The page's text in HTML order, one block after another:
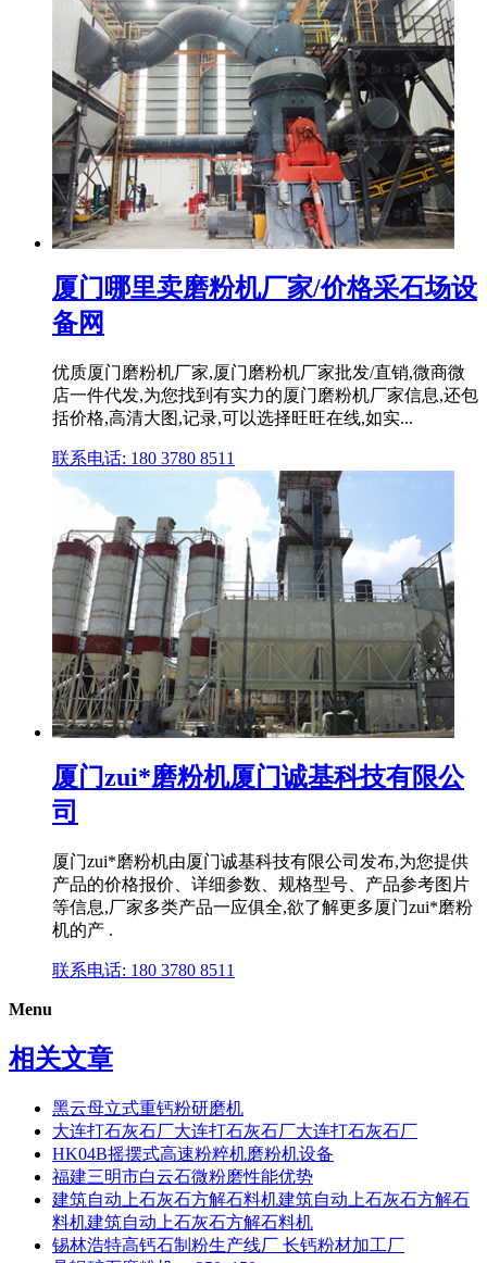
厦门哪里卖磨粉机厂家/价格采石场设
备网
优质厦门磨粉机厂家,厦门磨粉机厂家批发/直销,微商微
店一件代发,为您找到有实力的厦门磨粉机厂家信息,还包
括价格,高清大图,记录,可以选择旺旺在线,如实...
联系电话: 180 3780 8511
厦门zui*磨粉机厦门诚基科技有限公
司
厦门zui*磨粉机由厦门诚基科技有限公司发布,为您提供
产品的价格报价、详细参数、规格型号、产品参考图片
等信息,厂家多类产品一应俱全,欲了解更多厦门zui*磨粉
机的产 .
联系电话: 180 3780 8511
Menu
相关文章
黑云母立式重钙粉研磨机
大连打石灰石厂大连打石灰石厂大连打石灰石厂
HK04B摇摆式高速粉粹机磨粉机设备
福建三明市白云石微粉磨性能优势
建筑自动上石灰石方解石料机建筑自动上石灰石方解石
料机建筑自动上石灰石方解石料机
锡林浩特高钙石制粉生产线厂 长钙粉材加工厂